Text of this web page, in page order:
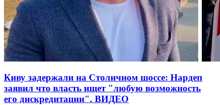
Киву задержали на Столичном шоссе: Нардеп
заявил что власть ищет "любую возможность
его дискредитации". ВИДЕО